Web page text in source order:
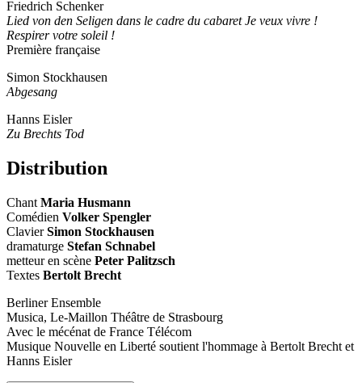
Friedrich Schenker
Lied von den Seligen dans le cadre du cabaret Je veux vivre !
Respirer votre soleil !
Première française
Simon Stockhausen
Abgesang
Hanns Eisler
Zu Brechts Tod
Distribution
Chant Maria Husmann
Comédien Volker Spengler
ClavierSimon Stockhausen
dramaturge Stefan Schnabel
metteur en scène Peter Palitzsch
Textes Bertolt Brecht
Berliner Ensemble
Musica, Le-Maillon Théâtre de Strasbourg
Avec le mécénat de France Télécom
Musique Nouvelle en Liberté soutient l'hommage à Bertolt Brecht et
Hanns Eisler